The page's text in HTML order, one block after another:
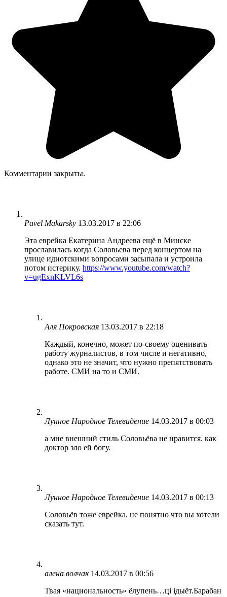
Комментарии закрыты.
Pavel Makarsky 13.03.2017 в 22:06
Эта еврейка Екатерина Андреева ещё в Минске
прославилась когда Соловьева перед концертом на
улице идиотскими вопросами засыпала и устроила
потом истерику. https://www.youtube.com/watch?
v=ugExnKLVL6s
Аля Покровская 13.03.2017 в 22:18
Каждый, конечно, может по-своему оценивать
работу журналистов, в том числе и негативно,
однако это не значит, что нужно препятствовать
работе. СМИ на то и СМИ.
Лунное Народное Телевидение 14.03.2017 в 00:03
а мне внешний стиль Соловьёва не нравится. как
доктор зло ей богу.
Лунное Народное Телевидение 14.03.2017 в 00:13
Соловьёв тоже еврейка. не понятно что вы хотели
сказать тут.
алена волчак 14.03.2017 в 00:56
Твая «национальность» ёлупень…ці ідыёт.Барабан